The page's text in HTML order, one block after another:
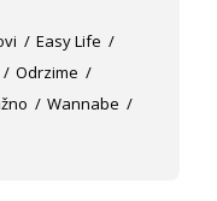
Easy Life
Odrzime
Wannabe